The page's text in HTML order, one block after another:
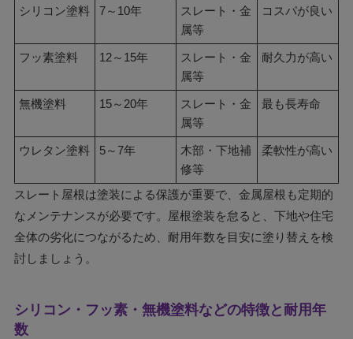
シリコン塗料 7～10年
スレート・金
属等
コスパが良い
フッ素塗料 12～15年
スレート・金
属等
耐久力が高い
無機塗料 15～20年
スレート・金
属等
最も長寿命
ウレタン塗料 5～7年
木部・下地補
修等
柔軟性が高い
スレート屋根は塗装による保護が重要で、金属屋根も定期的
なメンテナンスが必要です。屋根塗装を怠ると、下地や住宅
全体の劣化につながるため、耐用年数を目安に塗り替えを検
討しましょう。
シリコン・フッ素・無機塗料などの特徴と耐用年
数